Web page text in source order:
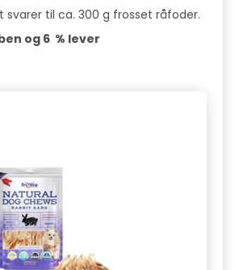
svarer til ca. 300 g frosset råfoder.
og 6 % lever